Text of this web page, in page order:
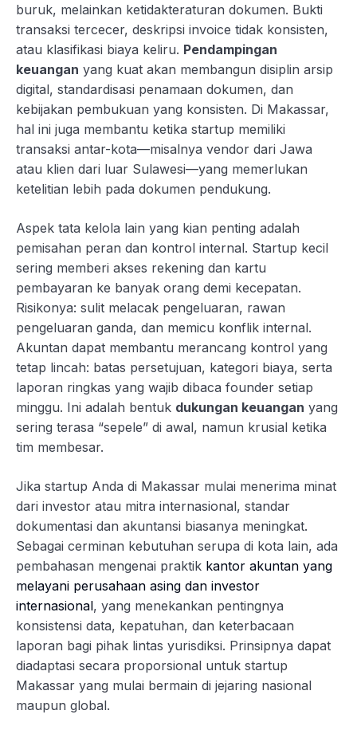
buruk, melainkan ketidakteraturan dokumen. Bukti
transaksi tercecer, deskripsi invoice tidak konsisten,
atau klasifikasi biaya keliru. Pendampingan
keuangan yang kuat akan membangun disiplin arsip
digital, standardisasi penamaan dokumen, dan
kebijakan pembukuan yang konsisten. Di Makassar,
hal ini juga membantu ketika startup memiliki
transaksi antar-kota—misalnya vendor dari Jawa
atau klien dari luar Sulawesi—yang memerlukan
ketelitian lebih pada dokumen pendukung.
Aspek tata kelola lain yang kian penting adalah
pemisahan peran dan kontrol internal. Startup kecil
sering memberi akses rekening dan kartu
pembayaran ke banyak orang demi kecepatan.
Risikonya: sulit melacak pengeluaran, rawan
pengeluaran ganda, dan memicu konflik internal.
Akuntan dapat membantu merancang kontrol yang
tetap lincah: batas persetujuan, kategori biaya, serta
laporan ringkas yang wajib dibaca founder setiap
minggu. Ini adalah bentuk dukungan keuangan yang
sering terasa “sepele” di awal, namun krusial ketika
tim membesar.
Jika startup Anda di Makassar mulai menerima minat
dari investor atau mitra internasional, standar
dokumentasi dan akuntansi biasanya meningkat.
Sebagai cerminan kebutuhan serupa di kota lain, ada
pembahasan mengenai praktik kantor akuntan yang
melayani perusahaan asing dan investor
internasional, yang menekankan pentingnya
konsistensi data, kepatuhan, dan keterbacaan
laporan bagi pihak lintas yurisdiksi. Prinsipnya dapat
diadaptasi secara proporsional untuk startup
Makassar yang mulai bermain di jejaring nasional
maupun global.